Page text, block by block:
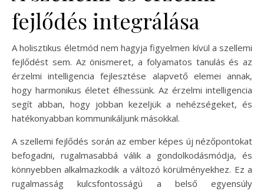
fejlődés integrálása
A holisztikus életmód nem hagyja figyelmen kívül a szellemi
fejlődést sem. Az önismeret, a folyamatos tanulás és az
érzelmi intelligencia fejlesztése alapvető elemei annak,
hogy harmonikus életet élhessünk. Az érzelmi intelligencia
segít abban, hogy jobban kezeljük a nehézségeket, és
hatékonyabban kommunikáljunk másokkal.
A szellemi fejlődés során az ember képes új nézőpontokat
befogadni, rugalmasabbá válik a gondolkodásmódja, és
könnyebben alkalmazkodik a változó körülményekhez. Ez a
rugalmasság kulcsfontosságú a belső egyensúly